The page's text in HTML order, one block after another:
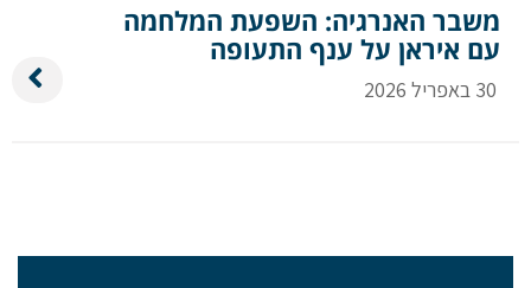
משבר האנרגיה: השפעת המלחמה
עם איראן על ענף התעופה
30 באפריל 2026